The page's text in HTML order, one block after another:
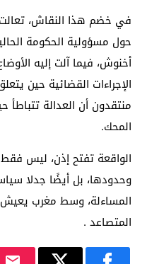
في خضم هذا النقاش،
حول مسؤولية الحكومة
أخنوش، فيما آلت إليه
الإجراءات القضائية حين
منتقدون أن العدالة
المحك.
الواقعة تفتح إذن، ليس فقط
وحدودها، بل أيضًا جدلا
المساءلة، وسط مغرب يعيش
المتصاعد .